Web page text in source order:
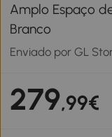
Amplo Espaço
Branco
Enviado por GL
279,99€